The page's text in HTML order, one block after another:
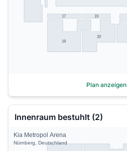
17 19
18
20
Plan anzeigen
Innenraum bestuhlt (2)
Kia Metropol Arena
Nürnberg, Deutschland